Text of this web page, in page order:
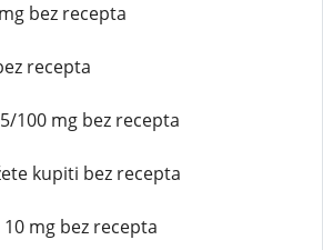
bez recepta
recepta
100 mg bez recepta
kupiti bez recepta
mg bez recepta